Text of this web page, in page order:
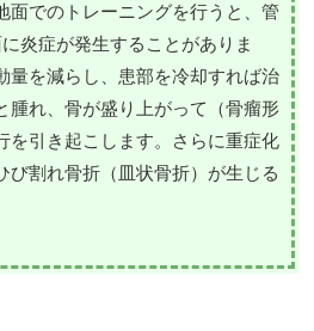
面でのトレーニングを行うと、管
炎症が発生することがありま
量を減らし、患部を冷却すれば治
腫れ、骨が盛り上がって（骨瘤形
を引き起こします。さらに重症化
び割れ骨折（皿状骨折）が生じる